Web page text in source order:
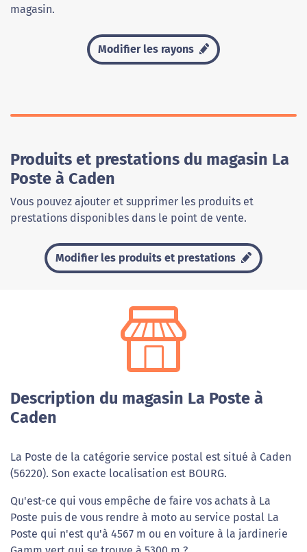
magasin.
Modifier les rayons
Produits et prestations du magasin La
Poste à Caden
Vous pouvez ajouter et supprimer les produits et
prestations disponibles dans le point de vente.
Modifier les produits et prestations
Description du magasin La Poste à
Caden
La Poste de la catégorie service postal est situé à Caden
(56220). Son exacte localisation est BOURG.
Qu'est-ce qui vous empêche de faire vos achats à La
Poste puis de vous rendre à moto au service postal La
Poste qui n'est qu'à 4567 m ou en voiture à la jardinerie